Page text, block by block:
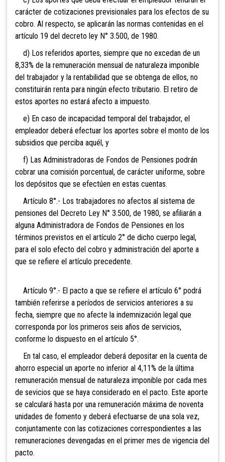
carácter de cotizaciones previsionales para los efectos de su
cobro. Al respecto, se aplicarán las normas contenidas en el
artículo 19 del decreto ley N° 3.500, de 1980.
d) Los referidos aportes, siempre que no excedan de un
8,33% de la remuneración mensual de naturaleza imponible
del trabajador y la rentabilidad que se obtenga de ellos, no
constituirán renta para ningún efecto tributario. El retiro de
estos aportes no estará afecto a impuesto.
e) En caso de incapacidad temporal del trabajador, el
empleador deberá efectuar los aportes sobre el monto de los
subsidios que perciba aquél, y
f) Las Administradoras de Fondos de Pensiones podrán
cobrar una comisión porcentual, de carácter uniforme, sobre
los depósitos que se efectúen en estas cuentas.
Artículo 8°.- Los trabajadores no afectos al sistema de
pensiones del Decreto Ley N° 3.500, de 1980, se afiliarán a
alguna Administradora de Fondos de Pensiones en los
términos previstos en el artículo 2° de dicho cuerpo legal,
para el solo efecto del cobro y administración del aporte a
que se refiere el artículo precedente.
Artículo 9°.- El pacto a que se refiere el artículo 6° podrá
también referirse a períodos de servicios anteriores a su
fecha, siempre que no afecte la indemnización legal que
corresponda por los primeros seis años de servicios,
conforme lo dispuesto en el artículo 5°.
En tal caso, el empleador deberá depositar en la cuenta de
ahorro especial un aporte no inferior al 4,11% de la última
remuneración mensual de naturaleza imponible por cada mes
de sevicios que se haya considerado en el pacto. Este aporte
se calculará hasta por una remuneración máxima de noventa
unidades de fomento y deberá efectuarse de una sola vez,
conjuntamente con las cotizaciones correspondientes a las
remuneraciones devengadas en el primer mes de vigencia del
pacto.